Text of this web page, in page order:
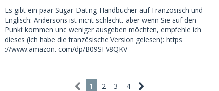
Es gibt ein paar Sugar-Dating-Handbücher auf Französisch und
Englisch: Andersons ist nicht schlecht, aber wenn Sie auf den
Punkt kommen und weniger ausgeben möchten, empfehle ich
dieses (ich habe die französische Version gelesen): https
://www.amazon. com/dp/B09SFV8QKV
1 2 3 4